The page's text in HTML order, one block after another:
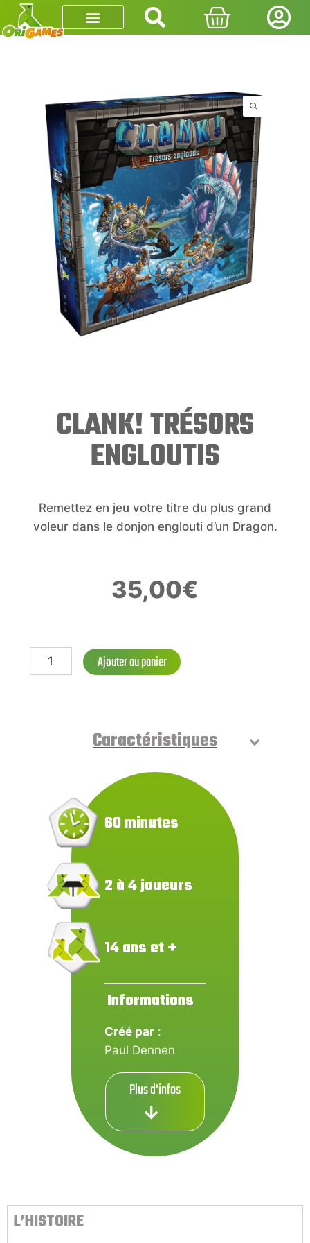
CLANK! TRÉSORS
ENGLOUTIS
Remettez en jeu votre titre du plus grand
voleur dans le donjon englouti d’un Dragon.
35,00€
Ajouter au panier
Caractéristiques
60 minutes
2 à 4 joueurs
14 ans et +
Informations
Créé par :
Paul Dennen
Plus d'infos
L’HISTOIRE